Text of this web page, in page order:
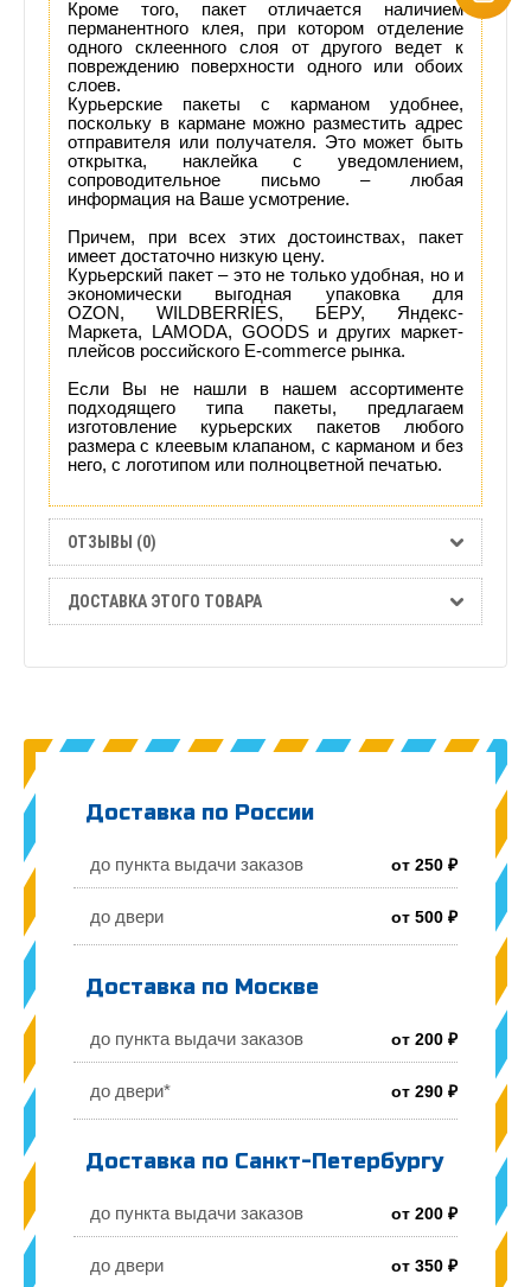
Кроме того, пакет отличается наличием
перманентного клея, при котором отделение
одного склеенного слоя от другого ведет к
повреждению поверхности одного или обоих
слоев.
Курьерские пакеты с карманом удобнее,
поскольку в кармане можно разместить адрес
отправителя или получателя. Это может быть
открытка, наклейка с уведомлением,
сопроводительное письмо – любая
информация на Ваше усмотрение.
Причем, при всех этих достоинствах, пакет
имеет достаточно низкую цену.
Курьерский пакет – это не только удобная, но и
экономически выгодная упаковка для
OZON, WILDBERRIES, БЕРУ, Яндекс-
Маркета, LAMODA, GOODS и других маркет-
плейсов российского E-commerce рынка.
Если Вы не нашли в нашем ассортименте
подходящего типа пакеты, предлагаем
изготовление курьерских пакетов любого
размера с клеевым клапаном, с карманом и без
него, с логотипом или полноцветной печатью.
ОТЗЫВЫ (0)
ДОСТАВКА ЭТОГО ТОВАРА
Доставка по России
до пункта выдачи заказов от 250 ₽
до двери от 500 ₽
Доставка по Москве
до пункта выдачи заказов от 200 ₽
до двери* от 290 ₽
Доставка по Санкт-Петербургу
до пункта выдачи заказов от 200 ₽
до двери от 350 ₽